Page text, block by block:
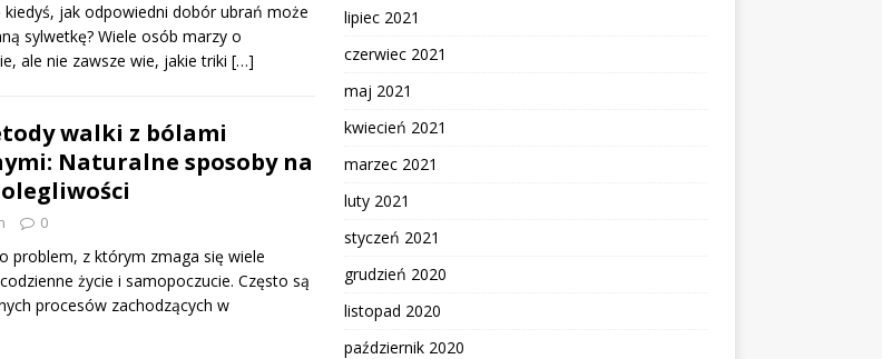
kiedyś, jak odpowiedni dobór ubrań może
sylwetkę? Wiele osób marzy o
ale nie zawsze wie, jakie triki […]
walki z bólami
Naturalne sposoby na
0
problem, z którym zmaga się wiele
życie i samopoczucie. Często są
procesów zachodzących w
lipiec 2021
czerwiec 2021
maj 2021
kwiecień 2021
marzec 2021
luty 2021
styczeń 2021
grudzień 2020
listopad 2020
październik 2020